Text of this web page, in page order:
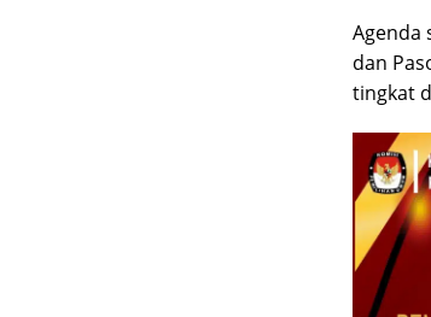
Agenda
dan
tingkat